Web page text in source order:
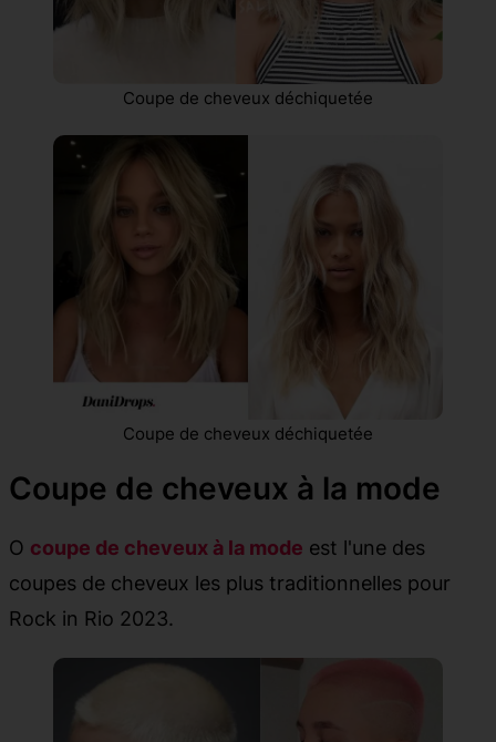
Coupe de cheveux déchiquetée
Coupe de cheveux déchiquetée
Coupe de cheveux à la mode
O coupe de cheveux à la mode est l'une des
coupes de cheveux les plus traditionnelles pour
Rock in Rio 2023.